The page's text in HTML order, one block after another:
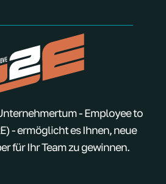
- Employee to
- ermöglicht es Ihnen, neue
für Ihr Team zu gewinnen.